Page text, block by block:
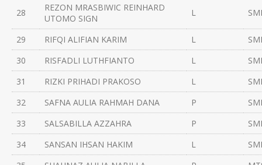
28
REZON MRASBIWIC REINHARD
UTOMO SIGN
L
29 RIFQI ALIFIAN KARIM L
30
RISFADLI LUTHFIANTO L
31
RIZKI PRIHADI PRAKOSO L
32
SAFNA AULIA RAHMAH DANA P
33
SALSABILLA AZZAHRA P
34
SANSAN IHSAN HAKIM L